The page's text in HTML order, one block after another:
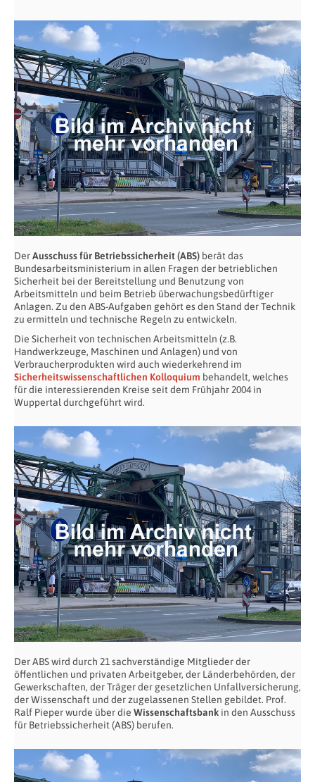
DerAusschuss für Betriebssicherheit (ABS) berät das
Bundesarbeitsministerium in allen Fragen der betrieblichen
Sicherheit bei der Bereitstellung und Benutzung von
Arbeitsmitteln und beim Betrieb überwachungsbedürftiger
Anlagen. Zu den ABS-Aufgaben gehört es den Stand der Technik
zu ermitteln und technische Regeln zu entwickeln.
Die Sicherheit von technischen Arbeitsmitteln (z.B.
Handwerkzeuge, Maschinen und Anlagen) und von
Verbraucherprodukten wird auch wiederkehrend im
Sicherheitswissenschaftlichen Kolloquium behandelt, welches
für die interessierenden Kreise seit dem Frühjahr 2004 in
Wuppertal durchgeführt wird.
Der ABS wird durch 21 sachverständige Mitglieder der
öffentlichen und privaten Arbeitgeber, der Länderbehörden, der
Gewerkschaften, der Träger der gesetzlichen Unfallversicherung,
der Wissenschaft und der zugelassenen Stellen gebildet. Prof.
Ralf Pieper wurde über die Wissenschaftsbank in den Ausschuss
für Betriebssicherheit (ABS) berufen.